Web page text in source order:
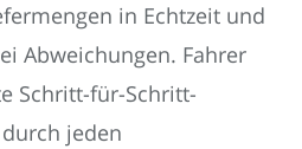
in Echtzeit und
Abweichungen. Fahrer
Schritt-für-Schritt-
jeden